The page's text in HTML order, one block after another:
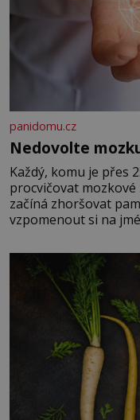
panidomu.cz
Nedovolte
Každý, komu je přes
procvičovat
začíná zhoršovat
vzpomenout si na
Je to opravdu tak, s
rozhodla stávkovat.